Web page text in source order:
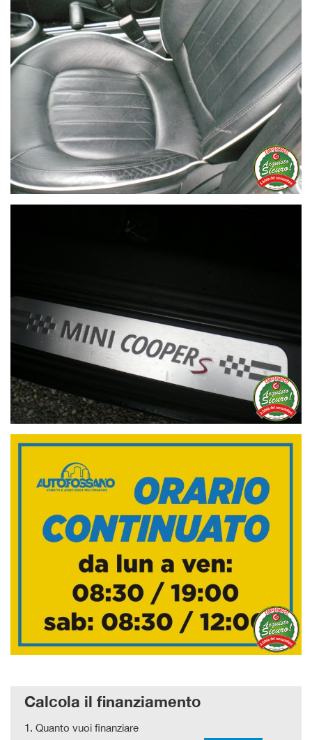
Calcola il finanziamento
1. Quanto vuoi finanziare